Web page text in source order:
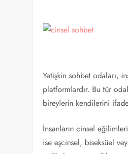
Yetişkin sohbet odaları,
platformlardır. Bu tür
bireylerin kendilerini
İnsanların cinsel
ise eşcinsel, biseksüel